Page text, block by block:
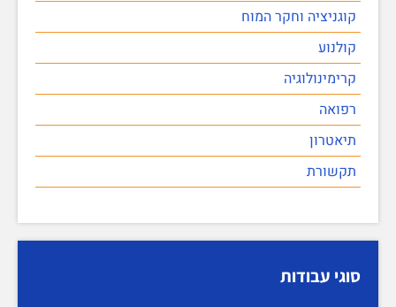
קוגניציה וחקר המוח
קולנוע
קרימינולוגיה
רפואה
תיאטרון
תקשורת
סוגי עבודות